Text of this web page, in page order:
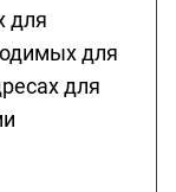
для
для
для